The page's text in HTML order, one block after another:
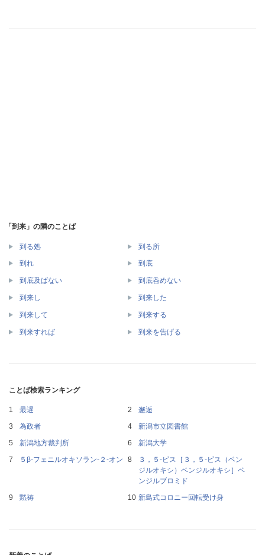
「到来」の隣のことば
到る処 到る所
到れ 到底
到底及ばない 到底呑めない
到来し 到来した
到来して 到来する
到来すれば 到来を告げる
ことば検索ランキング
最遅
邂逅
為政者
新潟市立図書館
新潟地方裁判所
新潟大学
５β‐フェニルオキソラン‐２‐オン
３，５‐ビス［３，５‐ビス（ベン
ジルオキシ）ベンジルオキシ］ベ
ンジルブロミド
黙祷
新島式コロニー回転受け身